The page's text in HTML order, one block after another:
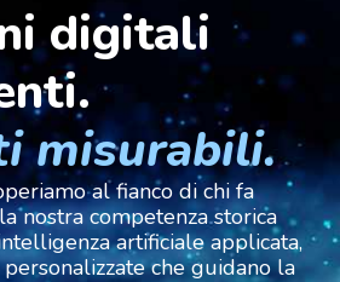
digitali
misurabili.
al fianco di chi fa
nostra competenza storica
artificiale applicata,
che guidano la